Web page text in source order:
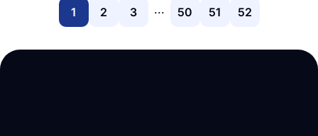
1 2 3 ... 50 51 52